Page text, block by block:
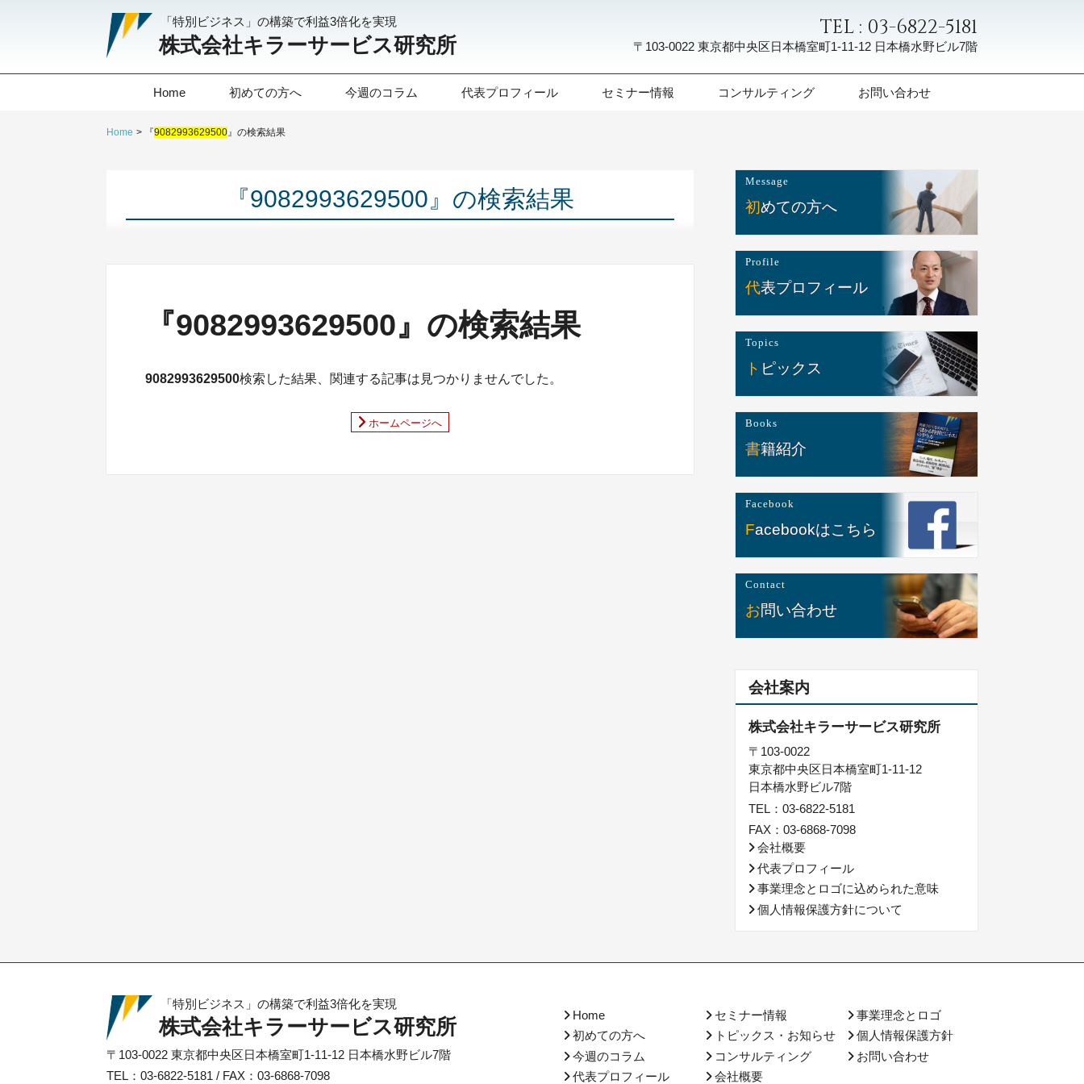
「特別ビジネス」の構築で利益3倍化を実現
株式会社キラーサービス研究所
TEL : 03-6822-5181
〒103-0022 東京都中央区日本橋室町1-11-12 日本橋水野ビル7階
Home 初めての方へ 今週のコラム 代表プロフィール セミナー情報 コンサルティング お問い合わせ
Home 『9082993629500』の検索結果
『9082993629500』の検索結果
『9082993629500』の検索結果
9082993629500検索した結果、関連する記事は見つかりませんでした。
ホームページへ
Message
初めての方へ
Profile
代表プロフィール
Topics
トピックス
Books
書籍紹介
Facebook
Facebookはこちら
Contact
お問い合わせ
会社案内
株式会社キラーサービス研究所
〒103-0022
東京都中央区日本橋室町1-11-12
日本橋水野ビル7階
TEL：03-6822-5181
FAX：03-6868-7098
会社概要
代表プロフィール
事業理念とロゴに込められた意味
個人情報保護方針について
Home
初めての方へ
今週のコラム
代表プロフィール
セミナー情報
トピックス・お知らせ
コンサルティング
会社概要
事業理念とロゴ
個人情報保護方針
お問い合わせ
「特別ビジネス」の構築で利益3倍化を実現
株式会社キラーサービス研究所
〒103-0022 東京都中央区日本橋室町1-11-12 日本橋水野ビル7階
TEL：03-6822-5181 / FAX：03-6868-7098